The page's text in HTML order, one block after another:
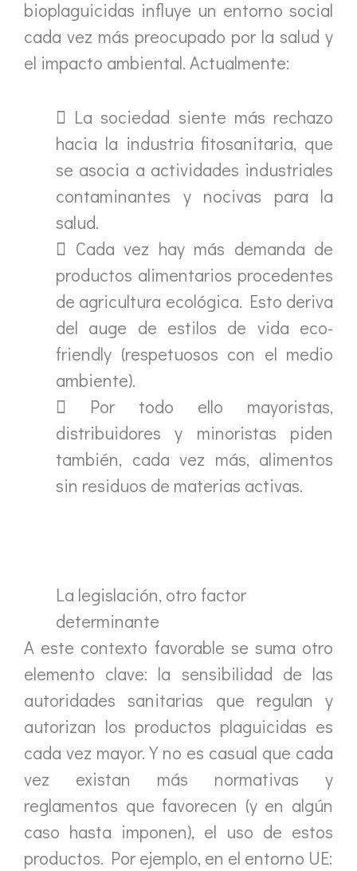
bioplaguicidas influye un entorno social
cada vez más preocupado por la salud y
el impacto ambiental. Actualmente:
 La sociedad siente más rechazo
hacia la industria fitosanitaria, que
se asocia a actividades industriales
contaminantes y nocivas para la
salud.
 Cada vez hay más demanda de
productos alimentarios procedentes
de agricultura ecológica. Esto deriva
del auge de estilos de vida eco-
friendly (respetuosos con el medio
ambiente).
 Por todo ello mayoristas,
distribuidores y minoristas piden
también, cada vez más, alimentos
sin residuos de materias activas.
La legislación, otro factor
determinante
A este contexto favorable se suma otro
elemento clave: la sensibilidad de las
autoridades sanitarias que regulan y
autorizan los productos plaguicidas es
cada vez mayor. Y no es casual que cada
vez existan más normativas y
reglamentos que favorecen (y en algún
caso hasta imponen), el uso de estos
productos. Por ejemplo, en el entorno UE: